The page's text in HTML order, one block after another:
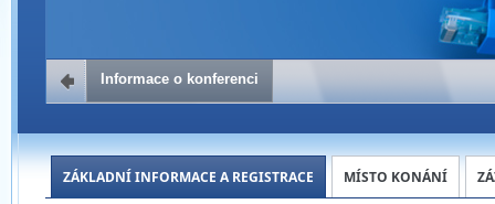
Informace o konferenci
ZÁKLADNÍ INFORMACE A REGISTRACE MÍSTO KONÁNÍ